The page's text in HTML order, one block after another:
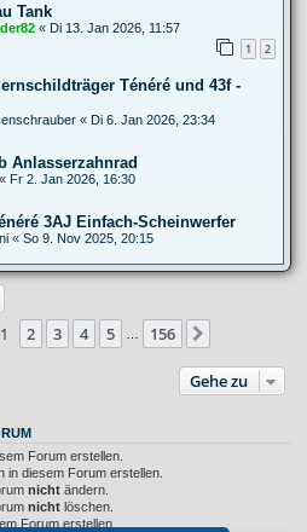
Tank
« Di 13. Jan 2026, 11:57
1 2
Ténéré und 43f -
« Di 6. Jan 2026, 23:34
Anlasserzahnrad
« Fr 2. Jan 2026, 16:30
3AJ Einfach-Scheinwerfer
« So 9. Nov 2025, 20:15
1von 156
1 2 3 4 5 156
Gehe zu
Forum erstellen.
in diesem Forum erstellen.
nicht ändern.
nicht löschen.
Forum erstellen.